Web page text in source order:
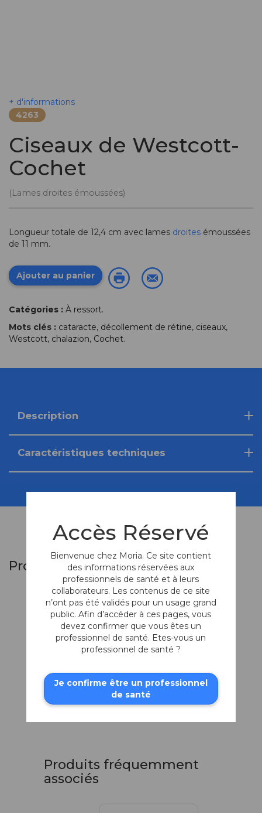
+ d'informations
4263
Ciseaux de Westcott-
Cochet
(Lames droites émoussées)
Longueur totale de 12,4 cm avec lames droites émoussées
de 11 mm.
Ajouter au panier
Catégories : À ressort.
Mots clés : cataracte, décollement de rétine, ciseaux,
Westcott, chalazion, Cochet.
Description
Caractéristiques techniques
Produits similaires
Ciseaux de Vannas
Produits fréquemment
associés
Accès Réservé
Bienvenue chez Moria. Ce site contient
des informations réservées aux
professionnels de santé et à leurs
collaborateurs. Les contenus de ce site
n’ont pas été validés pour un usage grand
public. Afin d’accéder à ces pages, vous
devez confirmer que vous êtes un
professionnel de santé. Etes-vous un
professionnel de santé ?
Je confirme être un professionnel
de santé